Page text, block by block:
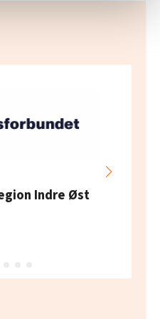
du bruker
samarbeidspartnere
Indre Øst